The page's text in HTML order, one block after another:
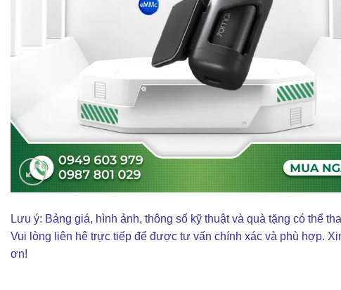
Lưu ý: Bảng giá, hình ảnh, thông số kỹ thuật và quà tặng có thể
Vui lòng liên hê trực tiếp để được tư vấn chính xác và phù hợp.
ơn!